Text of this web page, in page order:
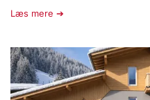
Læs mere